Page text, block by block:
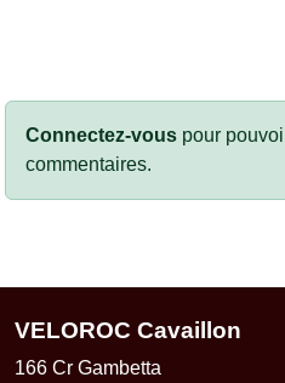
Connectez-vous pour
commentaires.
VELOROC Cavaillon
166 Cr Gambetta